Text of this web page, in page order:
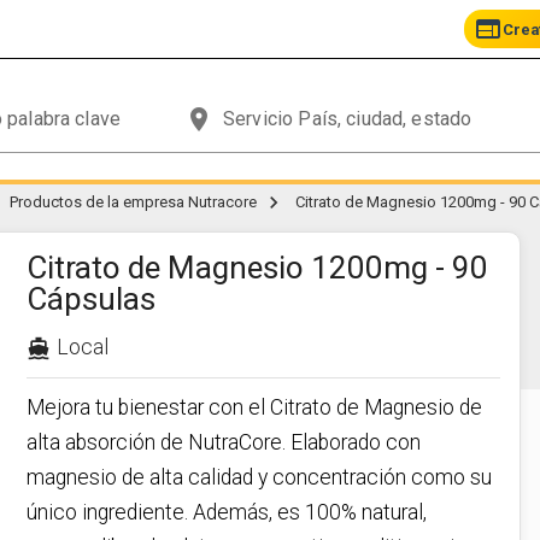
web
place
Productos de la empresa Nutracore chevron_right Citrato de Magnesio 1200mg - 90
Citrato de Magnesio 1200mg - 90
Cápsulas
directions_boat Local
Mejora tu bienestar con el Citrato de Magnesio de
alta absorción de NutraCore. Elaborado con
magnesio de alta calidad y concentración como su
único ingrediente. Además, es 100% natural,